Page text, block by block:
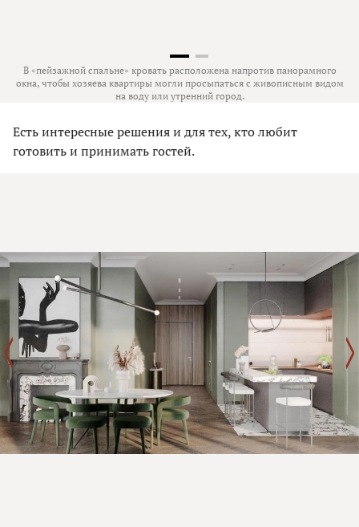
В «пейзажной спальне» кровать расположена напротив панорамного
окна, чтобы хозяева квартиры могли просыпаться с живописным видом
на воду или утренний город.
Есть интересные решения и для тех, кто любит
готовить и принимать гостей.